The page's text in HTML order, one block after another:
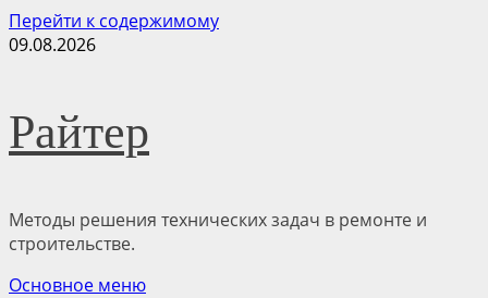
Перейти к содержимому
09.08.2026
Райтер
Методы решения технических задач в ремонте и
строительстве.
Основное меню